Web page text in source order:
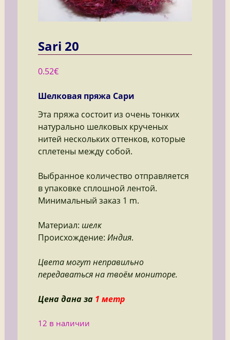
Sari 20
0.52€
Шелковая пряжа Сари
Эта пряжа состоит из очень тонких
натурально шелковых крученых
нитей нескольких оттенков, которые
сплетены между собой.
Выбранное количество отправляется
в упаковке сплошной лентой.
Минимальный заказ 1 m.
Материал: шелк
Происхождение: Индия.
Цвета могут неправильно
передаваться на твоём мониторе.
Цена дана за 1 метр
12 в наличии